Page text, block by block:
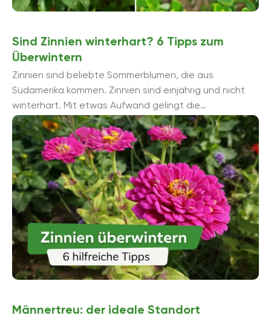
Sind Zinnien winterhart? 6 Tipps zum
Überwintern
Zinnien sind beliebte Sommerblumen, die aus
Südamerika kommen. Zinnien sind einjährig und nicht
winterhart. Mit etwas Aufwand gelingt die
Überwinterung und mehrjährige Kultur.
Männertreu: der ideale Standort